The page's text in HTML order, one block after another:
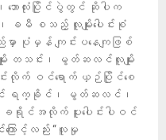
ဘောလုံးပြိုင်ပွဲတွင် ဆိုပါက
စသည့် လူမျိုးပေါင်းစုံ
ာ ပုံမှန် ကျင်းပနေကျဖြစ်
း တသင်း၊ မွတ်ဆလင်လူမျိုး
လိုက် ဝင်ရောက် ယှဉ်ပြိုင်စေ
တွင် ရက္ခိုင်၊ မွတ်ဆလင်၊
ာ ခရိုင်အလိုက် ပူးပေါင်းပါဝင်
ောင့်လည်း “လူမှု